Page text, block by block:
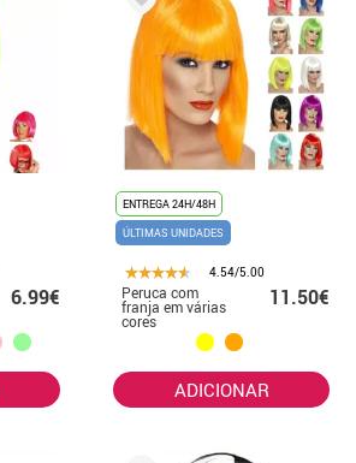
6.99€
ENTREGA 24H/48H
ÚLTIMAS UNIDADES
4.54/5.00
Peruca com
franja em várias
cores
11.50€
ADICIONAR